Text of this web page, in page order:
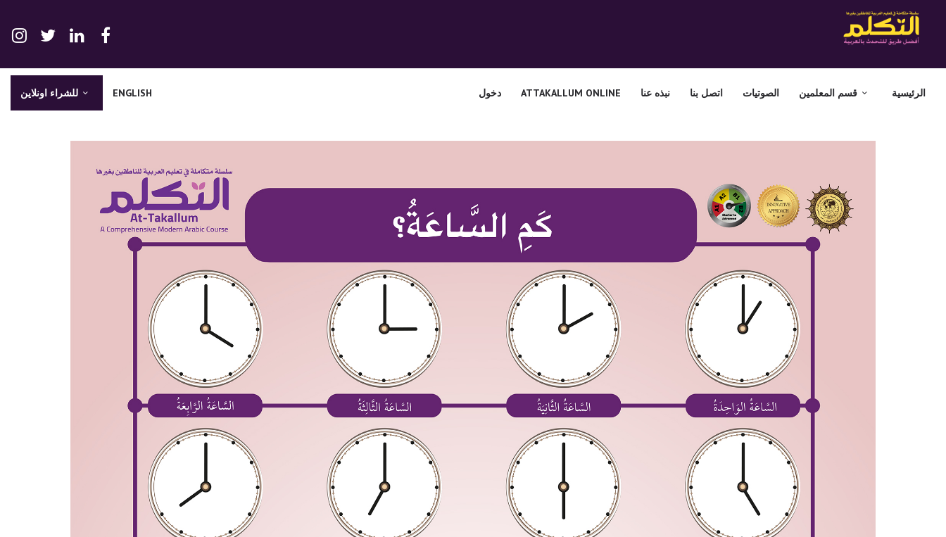
ENGLISH للشراء اونلاين الرئيسية قسم المعلمين الصوتيات اتصل بنا نبذه عنا ATTAKALLUM ONLINE دخول
الصوتيات
نبذه عنا
دخول